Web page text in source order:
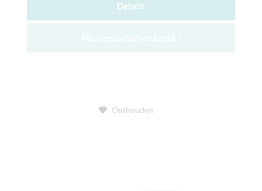
Details
Onthouden